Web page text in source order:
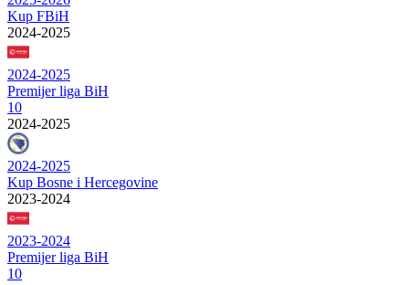
Kup FBiH
2024-2025
2024-2025
Premijer liga BiH
10
2024-2025
2024-2025
Kup Bosne i Hercegovine
2023-2024
2023-2024
Premijer liga BiH
10